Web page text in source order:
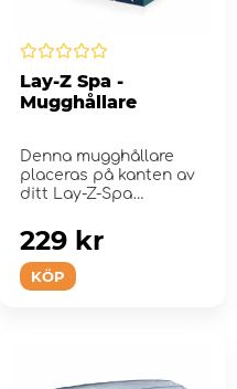
Lay-Z Spa -
Mugghållare
Denna mugghållare
placeras på kanten av
ditt Lay-Z-Spa
KÖP
229 kr